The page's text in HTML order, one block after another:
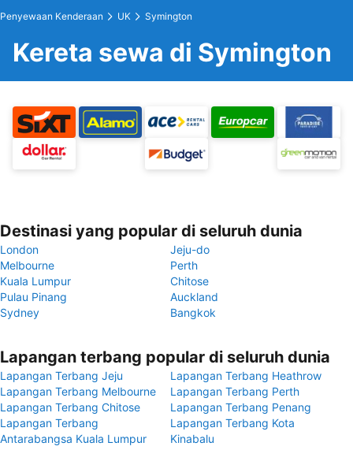
Penyewaan Kenderaan UK Symington
Kereta sewa di Symington
Destinasi yang popular di seluruh dunia
London
Jeju-do
Melbourne
Perth
Kuala Lumpur
Chitose
Pulau Pinang
Auckland
Sydney
Bangkok
Lapangan terbang popular di seluruh dunia
Lapangan Terbang Jeju
Lapangan Terbang Heathrow
Lapangan Terbang Melbourne
Lapangan Terbang Perth
Lapangan Terbang Chitose
Lapangan Terbang Penang
Lapangan Terbang
Antarabangsa Kuala Lumpur
Lapangan Terbang Kota
Kinabalu